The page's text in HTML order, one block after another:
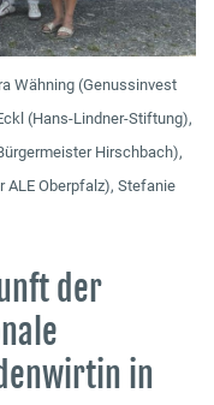
Wähning (Genussinvest
(Hans-Lindner-Stiftung),
Hirschbach),
ALE Oberpfalz), Stefanie
der
in